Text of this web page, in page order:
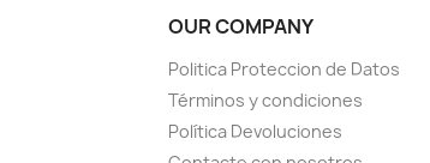
OUR COMPANY
Politica Proteccion de Datos
Términos y condiciones
Política Devoluciones